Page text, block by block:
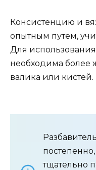
Консистенцию и
опытным путем,
Для
необходима более
валика или кистей.
тщательно